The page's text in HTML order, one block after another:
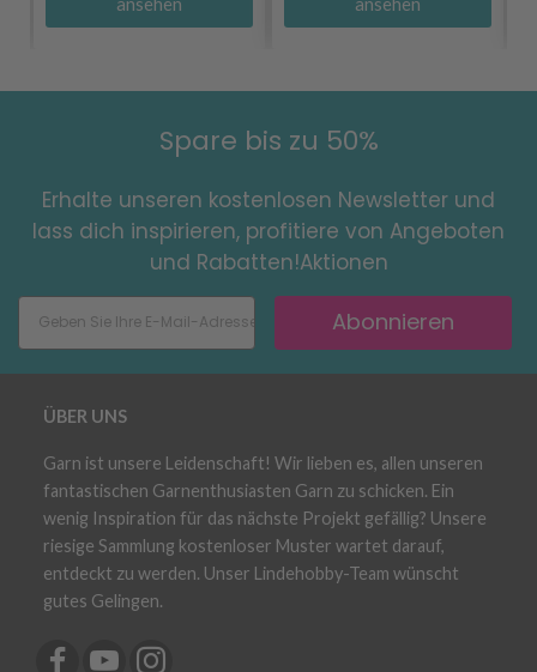
Spare bis zu 50%
Erhalte unseren kostenlosen Newsletter und
lass dich inspirieren, profitiere von Angeboten
und Rabatten!Aktionen
Abonnieren
ÜBER UNS
Garn ist unsere Leidenschaft! Wir lieben es, allen unseren
fantastischen Garnenthusiasten Garn zu schicken. Ein
wenig Inspiration für das nächste Projekt gefällig? Unsere
riesige Sammlung kostenloser Muster wartet darauf,
entdeckt zu werden. Unser Lindehobby-Team wünscht
gutes Gelingen.